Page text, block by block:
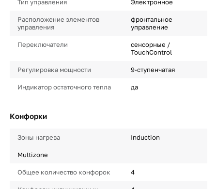
Тип управления Электронное
Расположение элементов
управления
фронтальное
управление
Переключатели
сенсорные /
TouchControl
Регулировка мощности 9-ступенчатая
Индикатор остаточного тепла да
Конфорки
Зоны нагрева Induction
Multizone
Общее количество конфорок 4